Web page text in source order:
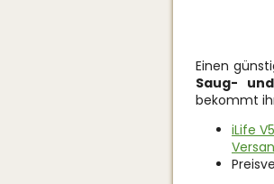
Einen
Saug-
bekommt
iLife